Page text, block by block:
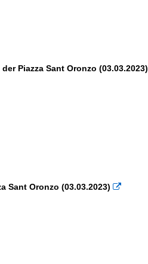
Piazza Sant Oronzo (03.03.2023)
Sant Oronzo (03.03.2023) 